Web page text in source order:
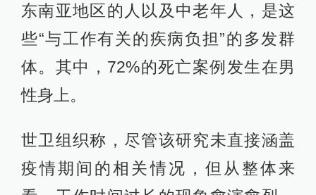
东南亚地区的人以及中老年人，是这
些“与工作有关的疾病负担”的多发群
体。其中，72%的死亡案例发生在男
性身上。
世卫组织称，尽管该研究未直接涵盖
疫情期间的相关情况，但从整体来